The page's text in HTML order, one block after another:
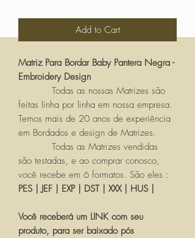
Add to Cart
Matriz Para Bordar Baby Pantera Negra -
Embroidery Design
Todas as nossas Matrizes são
feitas linha por linha em nossa empresa.
Temos mais de 20 anos de experiência
em Bordados e design de Matrizes.
Todas as Matrizes vendidas
são testadas, e ao comprar conosco,
você recebe em 6 formatos. São eles :
PES | JEF | EXP | DST | XXX | HUS |
Você receberá um LINK com seu
produto, para ser baixado pós